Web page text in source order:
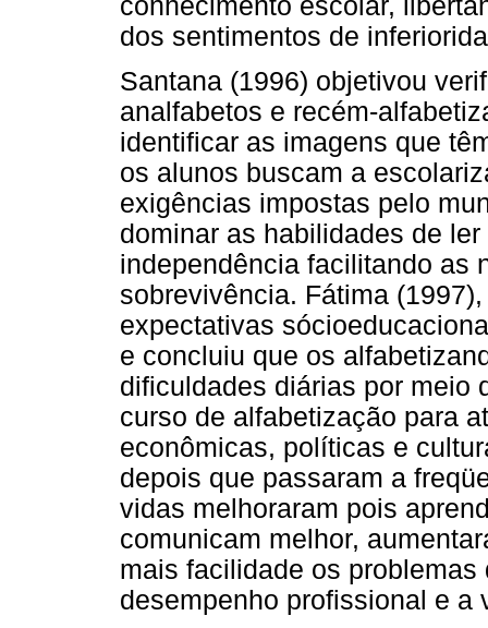
dos sentimentos de
Santana (1996) objetivou
analfabetos e recém-
identificar as imagens que
os alunos buscam a
exigências impostas pelo
dominar as habilidades de
independência facilitando as
sobrevivência. Fátima
expectativas
e concluiu que os
dificuldades diárias por meio
curso de alfabetização para
econômicas, políticas e
depois que passaram a
vidas melhoraram pois
comunicam melhor,
mais facilidade os
desempenho profissional e a